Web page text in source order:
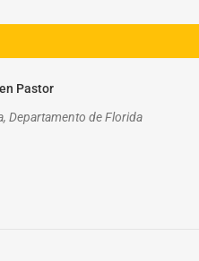
Pastor
Departamento de Florida